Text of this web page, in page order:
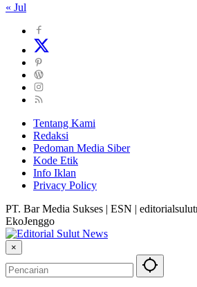
« Jul
Tentang Kami
Redaksi
Pedoman Media Siber
Kode Etik
Info Iklan
Privacy Policy
PT. Bar Media Sukses | ESN |
EkoJenggo
×